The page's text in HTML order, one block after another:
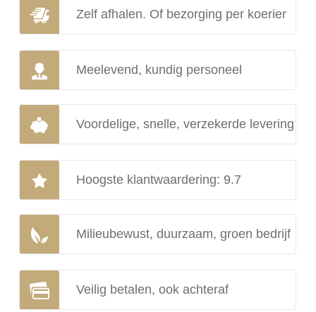
Zelf afhalen. Of bezorging per koerier
Meelevend, kundig personeel
Voordelige, snelle, verzekerde levering
Hoogste klantwaardering: 9.7
Milieubewust, duurzaam, groen bedrijf
Veilig betalen, ook achteraf